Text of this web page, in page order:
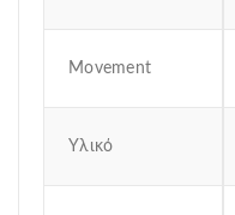
Μovement
Υλικό